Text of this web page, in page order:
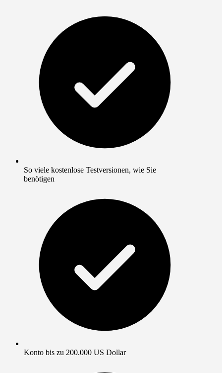
So viele kostenlose Testversionen, wie Sie
benötigen
Konto bis zu 200.000 US Dollar